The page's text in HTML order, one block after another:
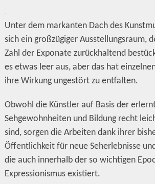
Unter dem markanten Dach des
sich ein großzügiger Ausstellungsraum,
Zahl der Exponate zurückhaltend
es etwas leer aus, aber das hat
ihre Wirkung ungestört zu entfalten.
Obwohl die Künstler auf Basis der
Sehgewohnheiten und Bildung recht
sind, sorgen die Arbeiten dank ihrer
Öffentlichkeit für neue Seherlebnisse
die auch innerhalb der so wichtigen
Expressionismus existiert.